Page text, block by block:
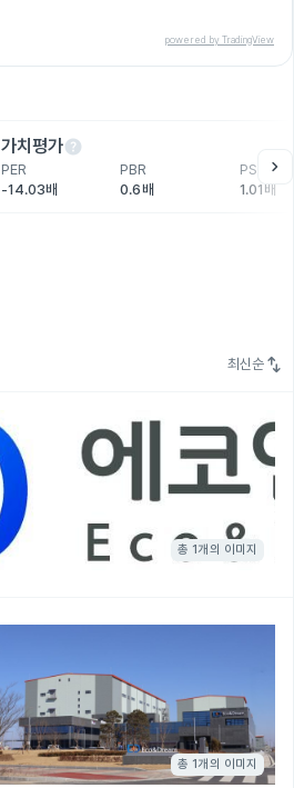
powered by TradingView
가치평가help
PER
-14.03배
PBR
0.6배
PSR
1.01배
chevron_right
최신순 swap_vert
총 1개의 이미지
총 1개의 이미지